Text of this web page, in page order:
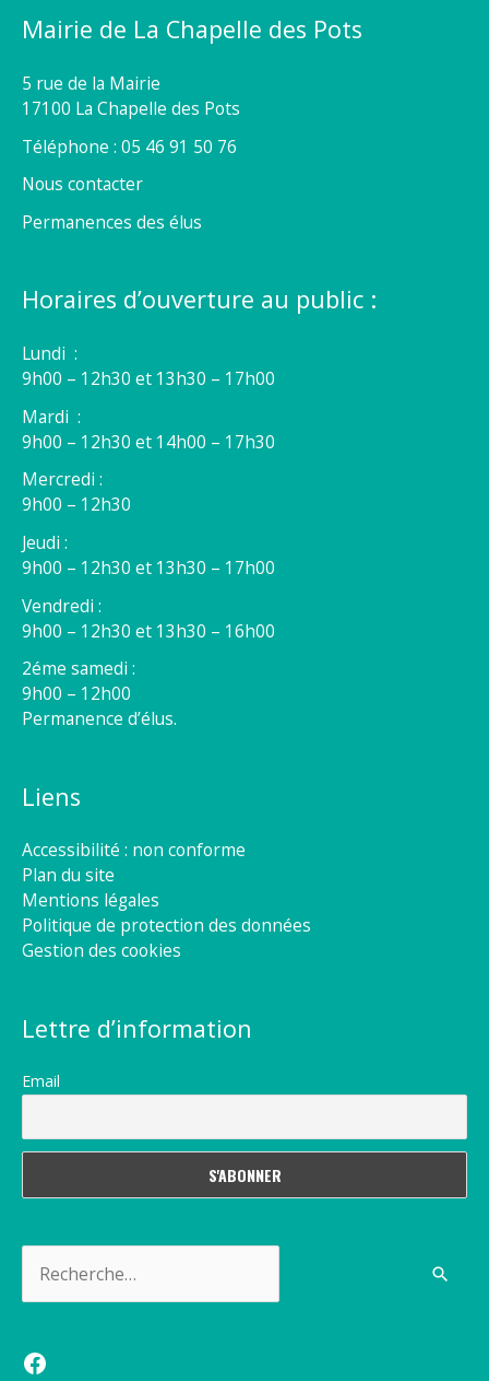
Mairie de La Chapelle des Pots
5 rue de la Mairie
17100 La Chapelle des Pots
Téléphone : 05 46 91 50 76
Nous contacter
Permanences des élus
Horaires d’ouverture au public :
Lundi :
9h00 – 12h30 et 13h30 – 17h00
Mardi :
9h00 – 12h30 et 14h00 – 17h30
Mercredi :
9h00 – 12h30
Jeudi :
9h00 – 12h30 et 13h30 – 17h00
Vendredi :
9h00 – 12h30 et 13h30 – 16h00
2éme samedi :
9h00 – 12h00
Permanence d’élus.
Liens
Accessibilité : non conforme
Plan du site
Mentions légales
Politique de protection des données
Gestion des cookies
Lettre d’information
Email
Facebook